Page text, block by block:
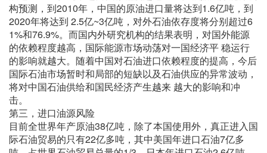
构预测，到2010年，中国的原油进口量将达到1.6亿吨，到
2020年将达到 2.5亿~3亿吨，对外石油依存度将分别超过6
1%和76.9%。而国内外研究机构的结果表明，对国外能源
的依赖程度越高，国际能源市场动荡对一国经济平 稳运行
的影响就越大。随着中国对石油进口依赖程度的提高，今后
国际石油市场暂时和局部的短缺以及石油供应的异常波动，
将对中国石油供给和国民经济产生越来 越大的影响和冲
击。
第三，进口油源风险
目前全世界年产原油38亿吨，除了本国使用外，真正进入国
际石油贸易的只有22亿多吨，其中美国年进口石油7亿多